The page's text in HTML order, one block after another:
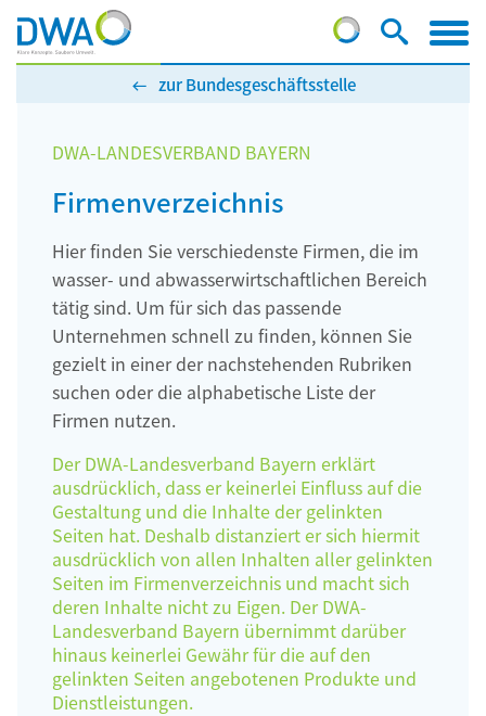
zur Bundesgeschäftsstelle
DWA-LANDESVERBAND BAYERN
Firmenverzeichnis
Hier finden Sie verschiedenste Firmen, die im
wasser- und abwasserwirtschaftlichen Bereich
tätig sind. Um für sich das passende
Unternehmen schnell zu finden, können Sie
gezielt in einer der nachstehenden Rubriken
suchen oder die alphabetische Liste der
Firmen nutzen.
Der DWA-Landesverband Bayern erklärt
ausdrücklich, dass er keinerlei Einfluss auf die
Gestaltung und die Inhalte der gelinkten
Seiten hat. Deshalb distanziert er sich hiermit
ausdrücklich von allen Inhalten aller gelinkten
Seiten im Firmenverzeichnis und macht sich
deren Inhalte nicht zu Eigen. Der DWA-
Landesverband Bayern übernimmt darüber
hinaus keinerlei Gewähr für die auf den
gelinkten Seiten angebotenen Produkte und
Dienstleistungen.